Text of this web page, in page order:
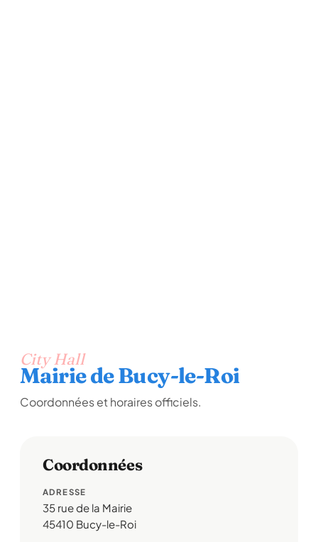
City Hall
Mairie de Bucy-le-Roi
Coordonnées et horaires officiels.
Coordonnées
ADRESSE
35 rue de la Mairie
45410 Bucy-le-Roi